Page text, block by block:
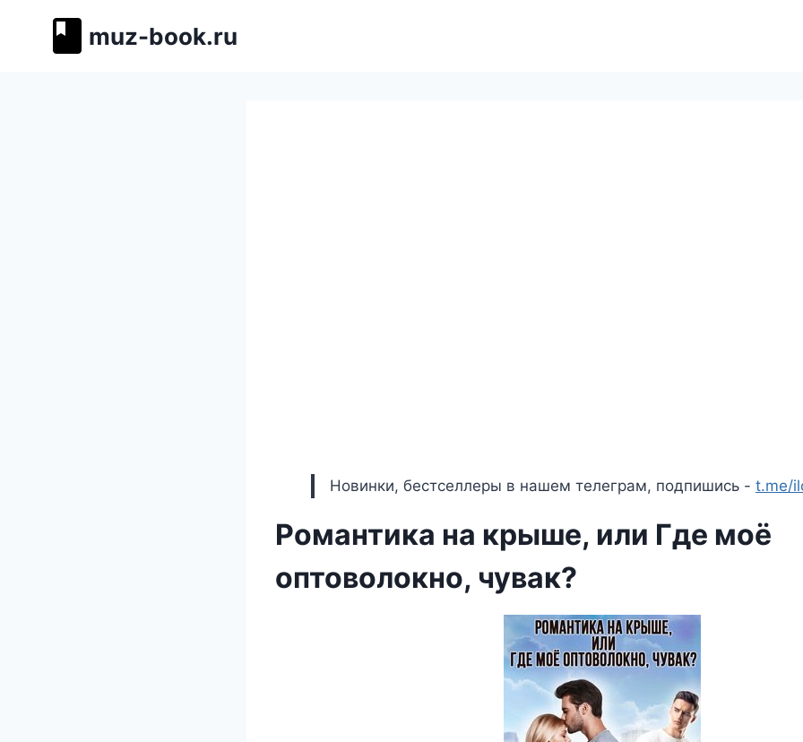
muz-book.ru
Новинки, бестселлеры в нашем телеграм, подпишись - t.me/
Романтика на крыше, или Где моё
оптоволокно, чувак?